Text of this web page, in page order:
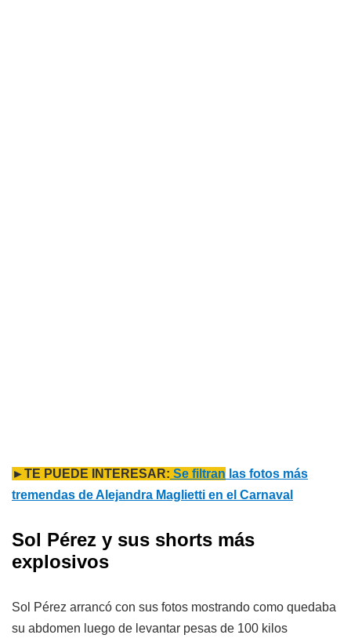
►TE PUEDE INTERESAR: Se filtran las fotos más
tremendas de Alejandra Maglietti en el Carnaval
Sol Pérez y sus shorts más
explosivos
Sol Pérez arrancó con sus fotos mostrando como quedaba
su abdomen luego de levantar pesas de 100 kilos